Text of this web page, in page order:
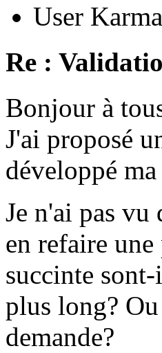
User
Re :
Bonjour à
J'ai proposé
développé
Je n'ai pas vu
en refaire
succinte
plus long?
demande?